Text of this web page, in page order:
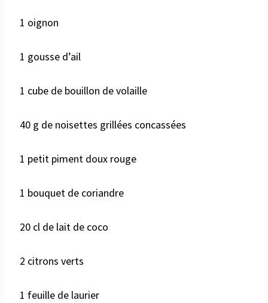
1 oignon
1 gousse d’ail
1 cube de bouillon de volaille
40 g de noisettes grillées concassées
1 petit piment doux rouge
1 bouquet de coriandre
20 cl de lait de coco
2 citrons verts
1 feuille de laurier